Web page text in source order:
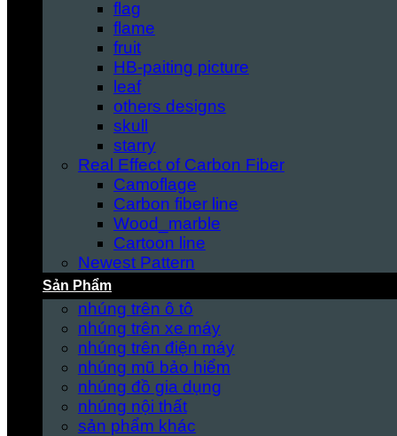
flag
flame
fruit
HB-paiting picture
leaf
others designs
skull
starry
Real Effect of Carbon Fiber
Camoflage
Carbon fiber line
Wood_marble
Cartoon line
Newest Pattern
Sản Phẩm
nhúng trên ô tô
nhúng trên xe máy
nhúng trên điện máy
nhúng mũ bảo hiểm
nhúng đồ gia dụng
nhúng nội thất
sản phẩm khác